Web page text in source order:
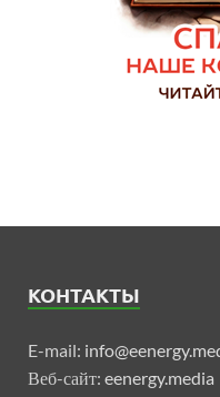
КОНТАКТЫ
E-mail:
Веб-сайт: eenergy.media